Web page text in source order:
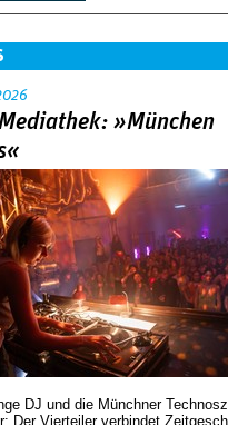
»München
DJ und die Münchner
Der Vierteiler verbindet